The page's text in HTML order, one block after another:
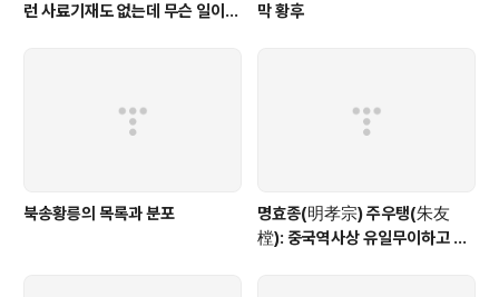
런 사료기재도 없는데 무슨 일이
막 황후
북송황릉의 목록과 분포
명효종(明孝宗) 주우탱(朱友
樘): 중국역사상 유일무이하고 전